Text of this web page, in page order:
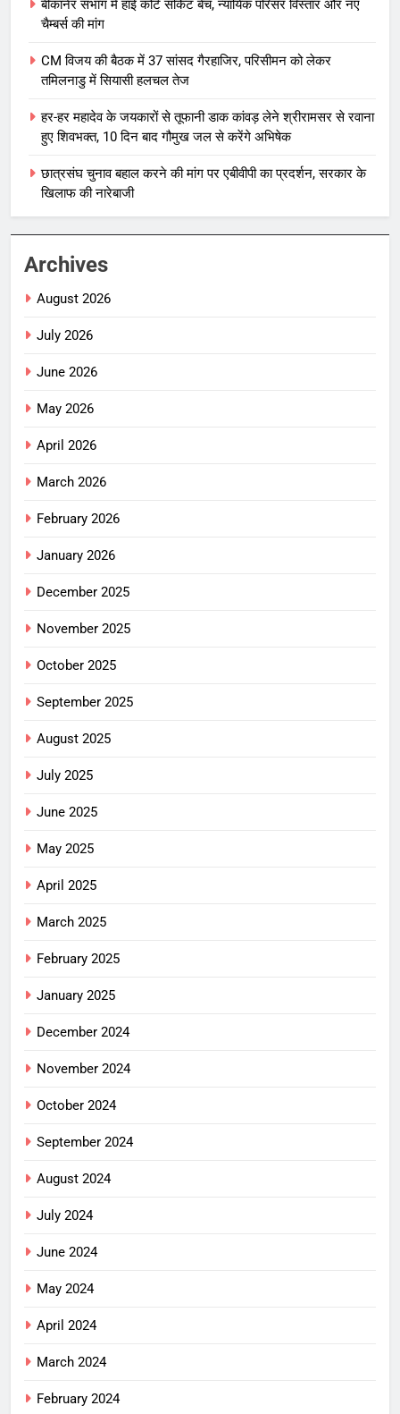
बीकानेर संभाग में हाई कोर्ट सर्किट बेंच, न्यायिक परिसर विस्तार और नए
चैम्बर्स की मांग
CM विजय की बैठक में 37 सांसद गैरहाजिर, परिसीमन को लेकर
तमिलनाडु में सियासी हलचल तेज
हर-हर महादेव के जयकारों से तूफानी डाक कांवड़ लेने श्रीरामसर से रवाना
हुए शिवभक्त, 10 दिन बाद गौमुख जल से करेंगे अभिषेक
छात्रसंघ चुनाव बहाल करने की मांग पर एबीवीपी का प्रदर्शन, सरकार के
खिलाफ की नारेबाजी
Archives
August 2026
July 2026
June 2026
May 2026
April 2026
March 2026
February 2026
January 2026
December 2025
November 2025
October 2025
September 2025
August 2025
July 2025
June 2025
May 2025
April 2025
March 2025
February 2025
January 2025
December 2024
November 2024
October 2024
September 2024
August 2024
July 2024
June 2024
May 2024
April 2024
March 2024
February 2024